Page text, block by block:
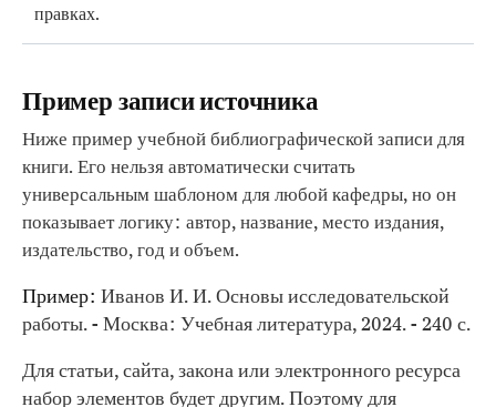
правках.
Пример записи источника
Ниже пример учебной библиографической записи для
книги. Его нельзя автоматически считать
универсальным шаблоном для любой кафедры, но он
показывает логику: автор, название, место издания,
издательство, год и объем.
Пример: Иванов И. И. Основы исследовательской
работы. - Москва: Учебная литература, 2024. - 240 с.
Для статьи, сайта, закона или электронного ресурса
набор элементов будет другим. Поэтому для